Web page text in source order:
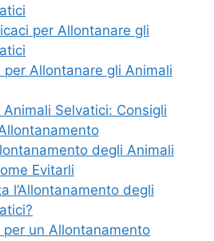
per Allontanare gli
Allontanare gli Animali
Animali Selvatici: Consigli
degli Animali
Evitarli
l’Allontanamento degli
per un Allontanamento